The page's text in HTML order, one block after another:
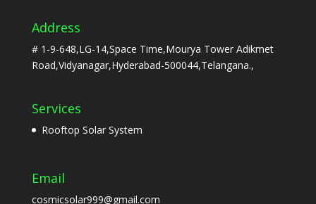
Address
# 1-9-648,LG-14,Space Time,Mourya Tower Adikmet
Road,Vidyanagar,Hyderabad-500044,Telangana.,
Services
Rooftop Solar System
Email
cosmicsolar999@gmail.com